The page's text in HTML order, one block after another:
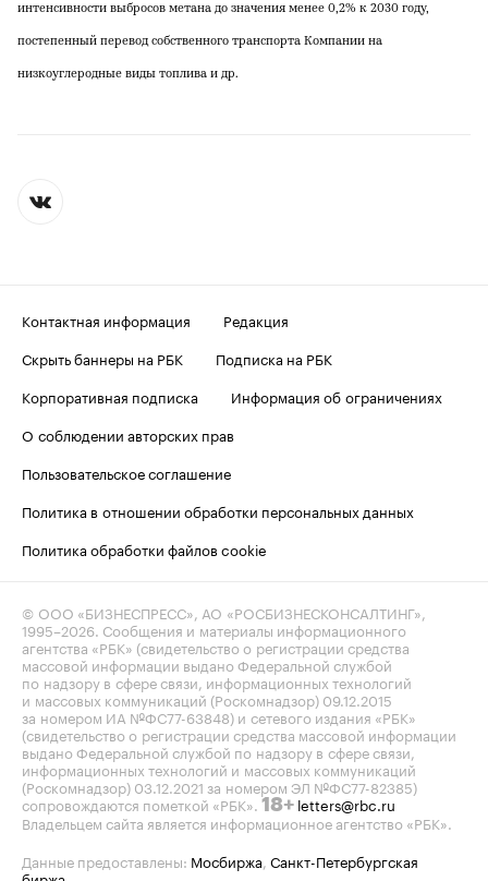
интенсивности выбросов метана до значения менее 0,2% к 2030 году,
постепенный перевод собственного транспорта Компании на
низкоуглеродные виды топлива и др.
Контактная информация
Редакция
Скрыть баннеры на РБК
Подписка на РБК
Корпоративная подписка
Информация об ограничениях
О соблюдении авторских прав
Пользовательское соглашение
Политика в отношении обработки персональных данных
Политика обработки файлов cookie
© ООО «БИЗНЕСПРЕСС», АО «РОСБИЗНЕСКОНСАЛТИНГ»,
1995–2026. Сообщения и материалы информационного
агентства «РБК» (свидетельство о регистрации средства
массовой информации выдано Федеральной службой
по надзору в сфере связи, информационных технологий
и массовых коммуникаций (Роскомнадзор) 09.12.2015
за номером ИА №ФС77-63848) и сетевого издания «РБК»
(свидетельство о регистрации средства массовой информации
выдано Федеральной службой по надзору в сфере связи,
информационных технологий и массовых коммуникаций
(Роскомнадзор) 03.12.2021 за номером ЭЛ №ФС77-82385)
сопровождаются пометкой «РБК». 18+ letters@rbc.ru
Владельцем сайта является информационное агентство «РБК».
Данные предоставлены: Мосбиржа, Санкт-Петербургская